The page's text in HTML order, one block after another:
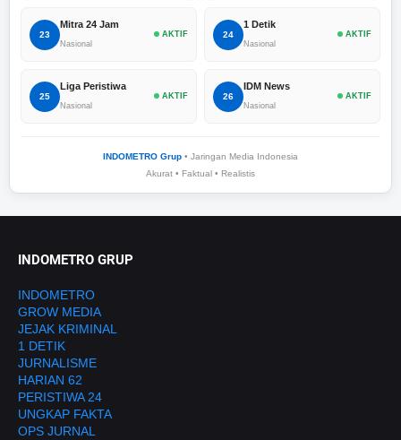
23
Mitra 24 Jam
Nasional
AKTIF 24
1 Detik
Nasional
AKTIF
25
Liga Peristiwa
Nasional
AKTIF 26
IDM News
Nasional
AKTIF
INDOMETRO Grup • Jaringan Media Indonesia
Akurat • Faktual • Realistis
INDOMETRO GRUP
INDOMETRO
GROW MEDIA
JEJAK KRIMINAL
1 DETIK
JURNALISME
HARIAN 62
PERISTIWA 24
UNGKAP FAKTA
OPS JURNAL